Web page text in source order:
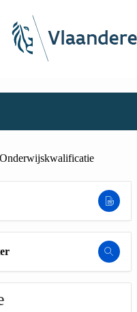
Onderwijskwalificatie